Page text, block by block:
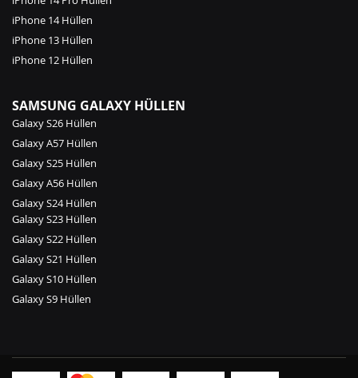
iPhone 14 Hüllen
iPhone 13 Hüllen
iPhone 12 Hüllen
SAMSUNG GALAXY HÜLLEN
Galaxy S26 Hüllen
Galaxy A57 Hüllen
Galaxy S25 Hüllen
Galaxy A56 Hüllen
Galaxy S24 Hüllen
Galaxy S23 Hüllen
Galaxy S22 Hüllen
Galaxy S21 Hüllen
Galaxy S10 Hüllen
Galaxy S9 Hüllen